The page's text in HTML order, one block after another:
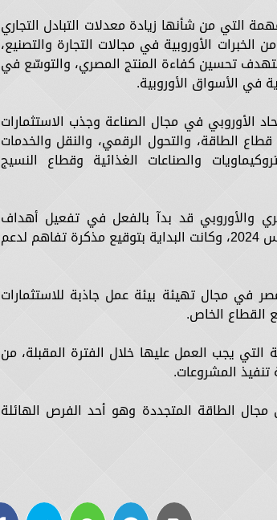
التي من شأنها زيادة معدلات التبادل التجاري
الأوروبية في مجالات التجارة والتصنيع،
تحسين كفاءة المنتج المصري، والتوسّع في
في الأسواق الأوروبية.
الأوروبي في مجال الصناعة وجذب الاستثمارات
الطاقة، والتحول الرقمي، والنقل والخدمات
والصناعات الغذائية وقطاع النسيج
والأوروبي قد بدآ بالفعل في تفعيل أهداف
اتفاقية الشراكة الاستراتيجية التي تم توقيعها في شهر مارس 2024، وكانت البداية بتوقيع مذكرة تفاهم لدعم
في مجال تهيئة بيئة عمل جاذبة للاستثمارات
القطاع الخاص.
يجب العمل عليها خلال الفترة المقبلة، من
المشروعات.
مجال الطاقة المتجددة وهو أحد الفرص الهائلة